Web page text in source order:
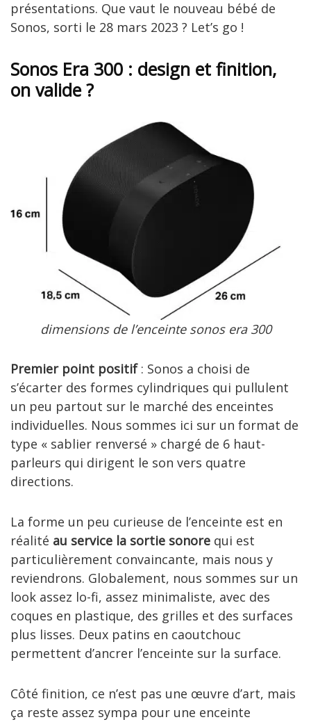
présentations. Que vaut le nouveau bébé de
Sonos, sorti le 28 mars 2023 ? Let’s go !
Sonos Era 300 : design et finition,
on valide ?
dimensions de l’enceinte sonos era 300
Premier point positif: Sonos a choisi de
s’écarter des formes cylindriques qui pullulent
un peu partout sur le marché des enceintes
individuelles. Nous sommes ici sur un format de
type « sablier renversé » chargé de 6 haut-
parleurs qui dirigent le son vers quatre
directions.
La forme un peu curieuse de l’enceinte est en
réalité au service la sortie sonore qui est
particulièrement convaincante, mais nous y
reviendrons. Globalement, nous sommes sur un
look assez lo-fi, assez minimaliste, avec des
coques en plastique, des grilles et des surfaces
plus lisses. Deux patins en caoutchouc
permettent d’ancrer l’enceinte sur la surface.
Côté finition, ce n’est pas une œuvre d’art, mais
ça reste assez sympa pour une enceinte